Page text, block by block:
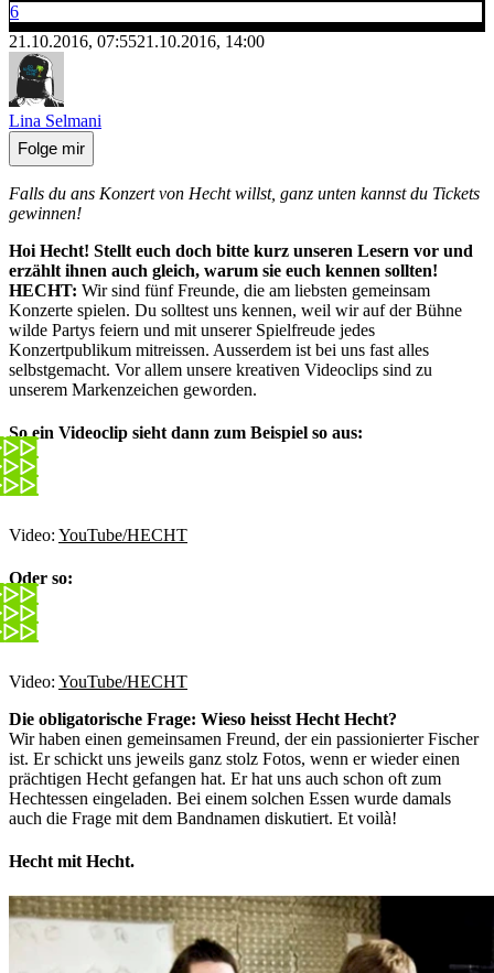
6
21.10.2016, 07:5521.10.2016, 14:00
Lina Selmani
Folge mir
Falls du ans Konzert von Hecht willst, ganz unten kannst du Tickets
gewinnen!
Hoi Hecht! Stellt euch doch bitte kurz unseren Lesern vor und
erzählt ihnen auch gleich, warum sie euch kennen sollten!
HECHT: Wir sind fünf Freunde, die am liebsten gemeinsam
Konzerte spielen. Du solltest uns kennen, weil wir auf der Bühne
wilde Partys feiern und mit unserer Spielfreude jedes
Konzertpublikum mitreissen. Ausserdem ist bei uns fast alles
selbstgemacht. Vor allem unsere kreativen Videoclips sind zu
unserem Markenzeichen geworden.
So ein Videoclip sieht dann zum Beispiel so aus:
Video: YouTube/HECHT
Oder so:
Video: YouTube/HECHT
Die obligatorische Frage: Wieso heisst Hecht Hecht?
Wir haben einen gemeinsamen Freund, der ein passionierter Fischer
ist. Er schickt uns jeweils ganz stolz Fotos, wenn er wieder einen
prächtigen Hecht gefangen hat. Er hat uns auch schon oft zum
Hechtessen eingeladen. Bei einem solchen Essen wurde damals
auch die Frage mit dem Bandnamen diskutiert. Et voilà!
Hecht mit Hecht.